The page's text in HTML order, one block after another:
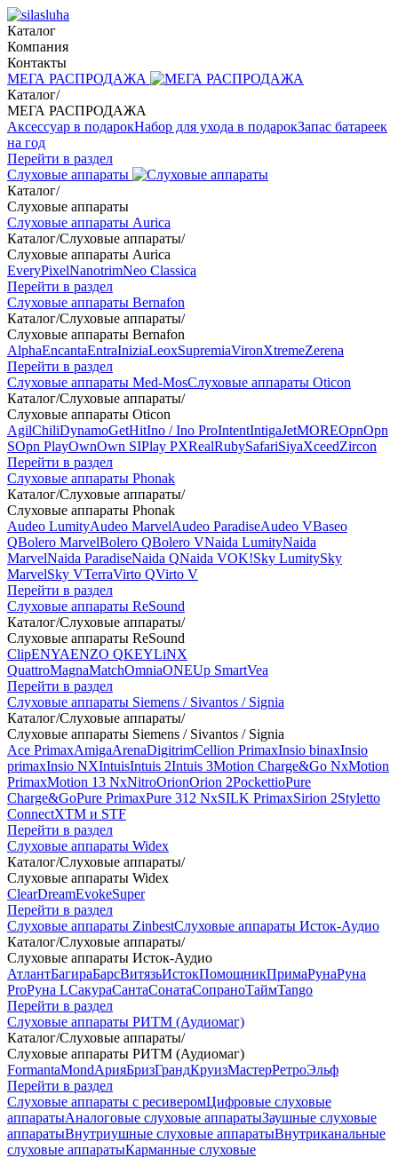
Каталог
Компания
Контакты
МЕГА РАСПРОДАЖА
Каталог/
МЕГА РАСПРОДАЖА
Аксессуар в подарокНабор для ухода в подарокЗапас батареек
на год
Перейти в раздел
Слуховые аппараты
Каталог/
Слуховые аппараты
Слуховые аппараты Aurica
Каталог/Слуховые аппараты/
Слуховые аппараты Aurica
EveryPixelNanotrimNeo Classica
Перейти в раздел
Слуховые аппараты Bernafon
Каталог/Слуховые аппараты/
Слуховые аппараты Bernafon
AlphaEncantaEntraIniziaLeoxSupremiaVironXtremeZerena
Перейти в раздел
Слуховые аппараты Med-MosСлуховые аппараты Oticon
Каталог/Слуховые аппараты/
Слуховые аппараты Oticon
AgilChiliDynamoGetHitIno / Ino ProIntentIntigaJetMOREOpnOpn
SOpn PlayOwnOwn SIPlay PXRealRubySafariSiyaXceedZircon
Перейти в раздел
Слуховые аппараты Phonak
Каталог/Слуховые аппараты/
Слуховые аппараты Phonak
Audeo LumityAudeo MarvelAudeo ParadiseAudeo VBaseo
QBolero MarvelBolero QBolero VNaida LumityNaida
MarvelNaida ParadiseNaida QNaida VOK!Sky LumitySky
MarvelSky VTerraVirto QVirto V
Перейти в раздел
Слуховые аппараты ReSound
Каталог/Слуховые аппараты/
Слуховые аппараты ReSound
ClipENYAENZO QKEYLiNX
QuattroMagnaMatchOmniaONEUp SmartVea
Перейти в раздел
Слуховые аппараты Siemens / Sivantos / Signia
Каталог/Слуховые аппараты/
Слуховые аппараты Siemens / Sivantos / Signia
Ace PrimaxAmigaArenaDigitrimCellion PrimaxInsio binaxInsio
primaxInsio NXIntuisIntuis 2Intuis 3Motion Charge&Go NxMotion
PrimaxMotion 13 NxNitroOrionOrion 2PockettioPure
Charge&GoPure PrimaxPure 312 NxSILK PrimaxSirion 2Styletto
ConnectXTM и STF
Перейти в раздел
Слуховые аппараты Widex
Каталог/Слуховые аппараты/
Слуховые аппараты Widex
ClearDreamEvokeSuper
Перейти в раздел
Слуховые аппараты ZinbestСлуховые аппараты Исток-Аудио
Каталог/Слуховые аппараты/
Слуховые аппараты Исток-Аудио
АтлантБагираБарсВитязьИстокПомощникПримаРунаРуна
ProРуна LСакураСантаСонатаСопраноТаймTango
Перейти в раздел
Слуховые аппараты РИТМ (Аудиомаг)
Каталог/Слуховые аппараты/
Слуховые аппараты РИТМ (Аудиомаг)
FormantaMondАрияБризГрандКруизМастерРетроЭльф
Перейти в раздел
Слуховые аппараты с ресиверомЦифровые слуховые
аппаратыАналоговые слуховые аппаратыЗаушные слуховые
аппаратыВнутриушные слуховые аппаратыВнутриканальные
слуховые аппаратыКарманные слуховые